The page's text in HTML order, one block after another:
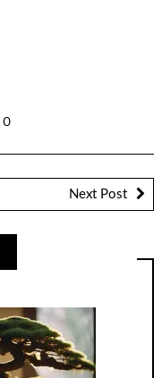
0
Next Post